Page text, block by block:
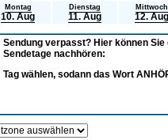
Montag
10. Aug
Dienstag
11. Aug
Mittwoch
12. Aug
Sendung verpasst? Hier können
Sendetage nachhören:
Tag wählen, sodann das Wort